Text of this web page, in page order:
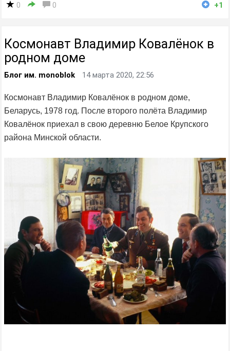
0 0 +1
Космонавт Владимир Ковалёнок в
родном доме
Блог им. monoblok 14 марта 2020, 22:56
Космонавт Владимир Ковалёнок в родном доме,
Беларусь, 1978 год. После второго полёта Владимир
Ковалёнок приехал в свою деревню Белое Крупского
района Минской области.